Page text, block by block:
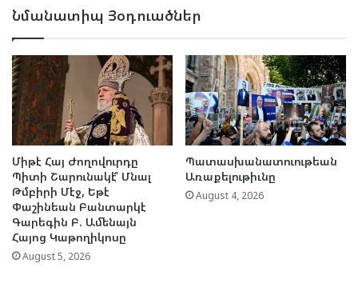
Նմանատիպ Յօդուածներ
Միթէ Հայ Ժողովուրդը
Պիտի Շարունակէ՞ Մնալ
Թմբիրի Մէջ, Եթէ
Փաշինեան Բանտարկէ
Գարեգին Բ. Ամենայն
Հայոց Կաթողիկոսը
August 5, 2026
Պատասխանատուութեան
Առաքելութիւնը
August 4, 2026